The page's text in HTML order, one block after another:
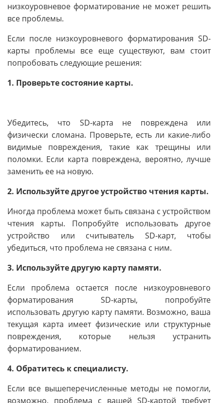
низкоуровневое форматирование не может решить
все проблемы.
Если после низкоуровневого форматирования SD-
карты проблемы все еще существуют, вам стоит
попробовать следующие решения:
1. Проверьте состояние карты.
Убедитесь, что SD-карта не повреждена или
физически сломана. Проверьте, есть ли какие-либо
видимые повреждения, такие как трещины или
поломки. Если карта повреждена, вероятно, лучше
заменить ее на новую.
2. Используйте другое устройство чтения карты.
Иногда проблема может быть связана с устройством
чтения карты. Попробуйте использовать другое
устройство или считыватель SD-карт, чтобы
убедиться, что проблема не связана с ним.
3. Используйте другую карту памяти.
Если проблема остается после низкоуровневого
форматирования SD-карты, попробуйте
использовать другую карту памяти. Возможно, ваша
текущая карта имеет физические или структурные
повреждения, которые нельзя устранить
форматированием.
4. Обратитесь к специалисту.
Если все вышеперечисленные методы не помогли,
возможно, проблема с вашей SD-картой требует